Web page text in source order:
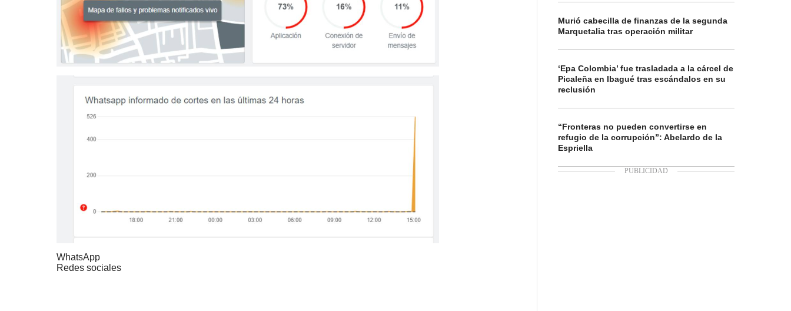
WhatsApp
Redes sociales
Murió cabecilla de finanzas de la segunda
Marquetalia tras operación militar
‘Epa Colombia’ fue trasladada a la cárcel de
Picaleña en Ibagué tras escándalos en su
reclusión
“Fronteras no pueden convertirse en
refugio de la corrupción”: Abelardo de la
Espriella